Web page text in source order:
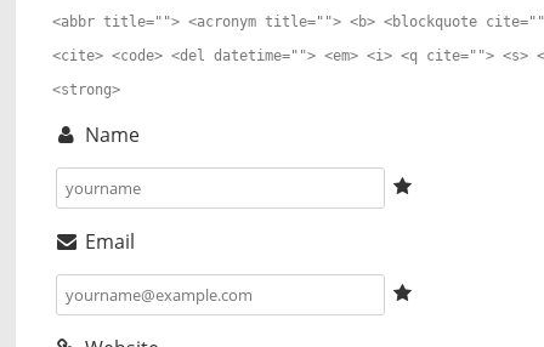
<abbr title=""> <acronym title=""> <b> <blockquote
<cite> <code> <del datetime=""> <em> <i> <q cite=""> <s>
<strong>
Name
Email